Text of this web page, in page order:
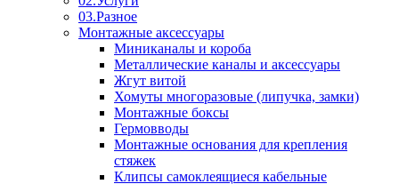
03.Разное
Монтажные аксессуары
Миниканалы и короба
Металлические каналы и аксессуары
Жгут витой
Хомуты многоразовые (липучка, замки)
Монтажные боксы
Гермовводы
Монтажные основания для крепления
стяжек
Клипсы самоклеящиеся кабельные